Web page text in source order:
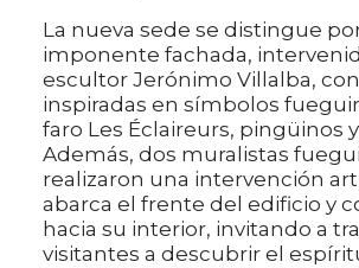
La nueva sede se distingue
imponente fachada,
escultor Jerónimo Villalba,
inspiradas en símbolos
faro Les Éclaireurs, pingüinos
Además, dos muralistas
realizaron una intervención
abarca el frente del edificio y
hacia su interior, invitando a
visitantes a descubrir el